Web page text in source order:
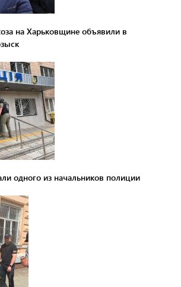
на Харьковщине объявили в
одного из начальников полиции